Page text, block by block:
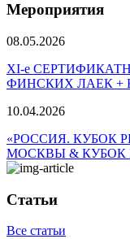
Мероприятия
08.05.2026
ХI-е
ФИНСКИХ ЛАЕК +
10.04.2026
«РОССИЯ. КУБОК
МОСКВЫ & КУБОК
Статьи
Все статьи